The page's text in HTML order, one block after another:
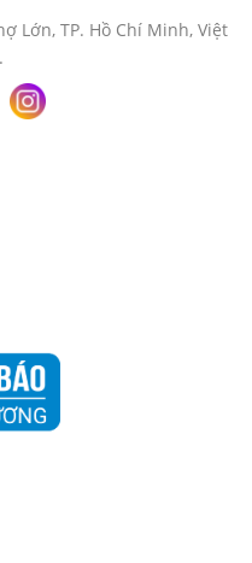
Lớn, TP. Hồ Chí Minh, Việt